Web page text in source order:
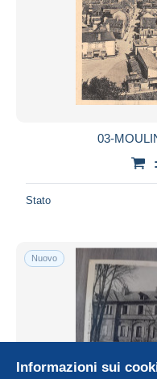
03-
Stato
Nuovo
Informazioni sui